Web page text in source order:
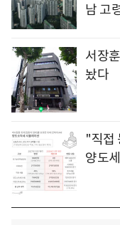
남 고
서장
놨다
"직접
양도